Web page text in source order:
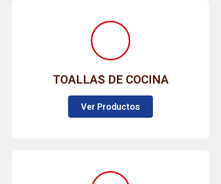
TOALLAS DE COCINA
Ver Productos